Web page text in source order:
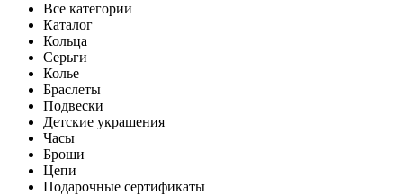
Все категории
Каталог
Кольца
Серьги
Колье
Браслеты
Подвески
Детские украшения
Часы
Броши
Цепи
Подарочные сертификаты